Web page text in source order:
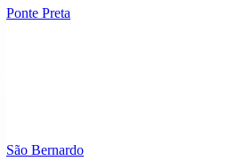
Ponte Preta
São Bernardo